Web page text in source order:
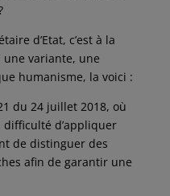
d’Etat, c’est à la
variante, une
humanisme, la voici :
du 24 juillet 2018, où
d’appliquer
de distinguer des
afin de garantir une